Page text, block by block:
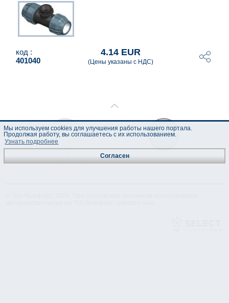
код :
401040
4.14 EUR
(Цены указаны с НДС)
Техническая
спецификация
Лист данных
Мы используем cookies для улучшения работы нашего портала.
Продолжая работу, вы соглашаетесь с их использованием.
Узнать подробнее
Согласен